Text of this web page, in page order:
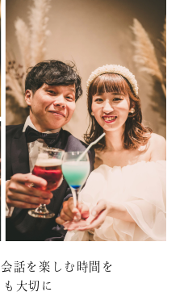
話を楽しむ時間を
も大切に